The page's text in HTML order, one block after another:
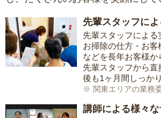
先輩スタッフに
先輩スタッフによる
お掃除の仕方・お
などを長年お客様
先輩スタッフから
後も1ヶ月間しっか
※ 関東エリアの業務
講師による様々